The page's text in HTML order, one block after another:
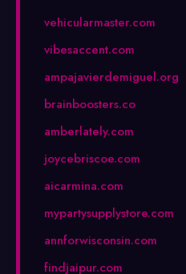
vehicularmaster.com
vibesaccent.com
ampajavierdemiguel.org
brainboosters.co
amberlately.com
joycebriscoe.com
aicarmina.com
mypartysupplystore.com
annforwisconsin.com
findjaipur.com